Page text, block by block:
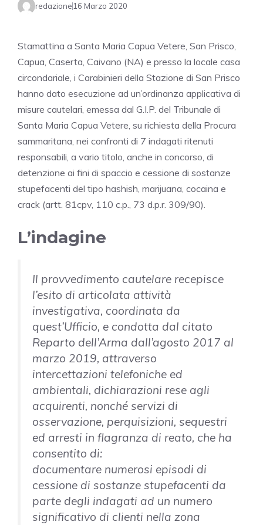
redazione 16 Marzo 2020
Stamattina a Santa Maria Capua Vetere, San Prisco,
Capua, Caserta, Caivano (NA) e presso la locale casa
circondariale, i Carabinieri della Stazione di San Prisco
hanno dato esecuzione ad un’ordinanza applicativa di
misure cautelari, emessa dal G.I.P. del Tribunale di
Santa Maria Capua Vetere, su richiesta della Procura
sammaritana, nei confronti di 7 indagati ritenuti
responsabili, a vario titolo, anche in concorso, di
detenzione ai fini di spaccio e cessione di sostanze
stupefacenti del tipo hashish, marijuana, cocaina e
crack (artt. 81cpv, 110 c.p., 73 d.p.r. 309/90).
L’indagine
Il provvedimento cautelare recepisce
l’esito di articolata attività
investigativa, coordinata da
quest’Ufficio, e condotta dal citato
Reparto dell’Arma dall’agosto 2017 al
marzo 2019, attraverso
intercettazioni telefoniche ed
ambientali, dichiarazioni rese agli
acquirenti, nonché servizi di
osservazione, perquisizioni, sequestri
ed arresti in flagranza di reato, che ha
consentito di:
documentare numerosi episodi di
cessione di sostanze stupefacenti da
parte degli indagati ad un numero
significativo di clienti nella zona